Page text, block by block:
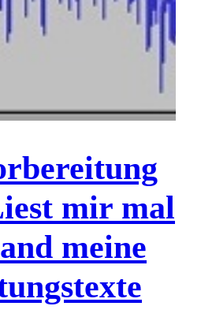
mir mal
meine